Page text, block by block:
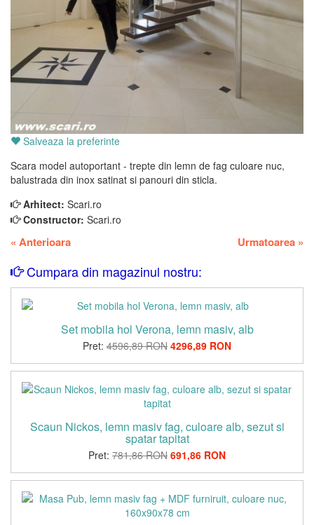
Salveaza la preferinte
Scara model autoportant - trepte din lemn de fag culoare nuc,
balustrada din inox satinat si panouri din sticla.
Arhitect: Scari.ro
Constructor: Scari.ro
« Anterioara Urmatoarea »
Cumpara din magazinul nostru:
Set mobila hol Verona, lemn masiv, alb
Pret: 4596,89 RON 4296,89 RON
Scaun Nickos, lemn masiv fag, culoare alb, sezut si
spatar tapitat
Pret: 781,86 RON 691,86 RON